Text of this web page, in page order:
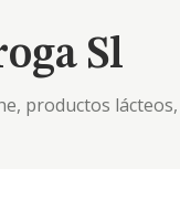
Sl
productos